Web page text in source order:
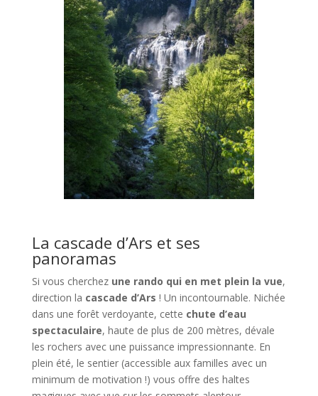
La cascade d’Ars et ses
panoramas
Si vous cherchez une rando qui en met plein la vue,
direction la cascade d’Ars ! Un incontournable. Nichée
dans une forêt verdoyante, cette chute d’eau
spectaculaire, haute de plus de 200 mètres, dévale
les rochers avec une puissance impressionnante. En
plein été, le sentier (accessible aux familles avec un
minimum de motivation !) vous offre des haltes